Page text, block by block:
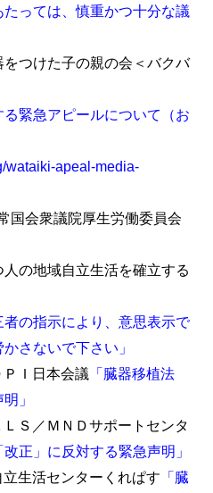
たっては、慎重かつ十分な議
つけた子の親の会＜バクバ
る緊急アピールについて（お
wataiki-apeal-media-
会衆議院厚生労働委員会
の地域自立生活を確立する
者の指示により、意思表示で
さないで下さい」
Ｉ日本会議 「臓器移植法
」
Ｓ／ＭＮＤサポートセンタ
改正」に反対する緊急声明」
生活センターくれぱす 「臓